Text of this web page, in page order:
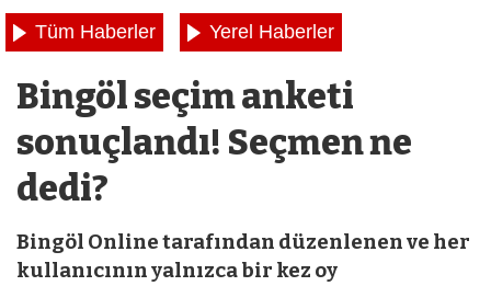
Tüm Haberler Yerel Haberler
Bingöl seçim anketi
sonuçlandı! Seçmen ne
dedi?
Bingöl Online tarafından düzenlenen ve her
kullanıcının yalnızca bir kez oy